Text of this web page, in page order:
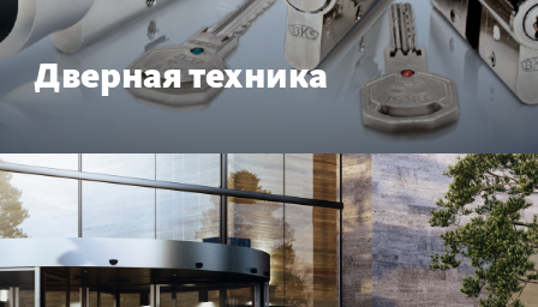
Дверная техника